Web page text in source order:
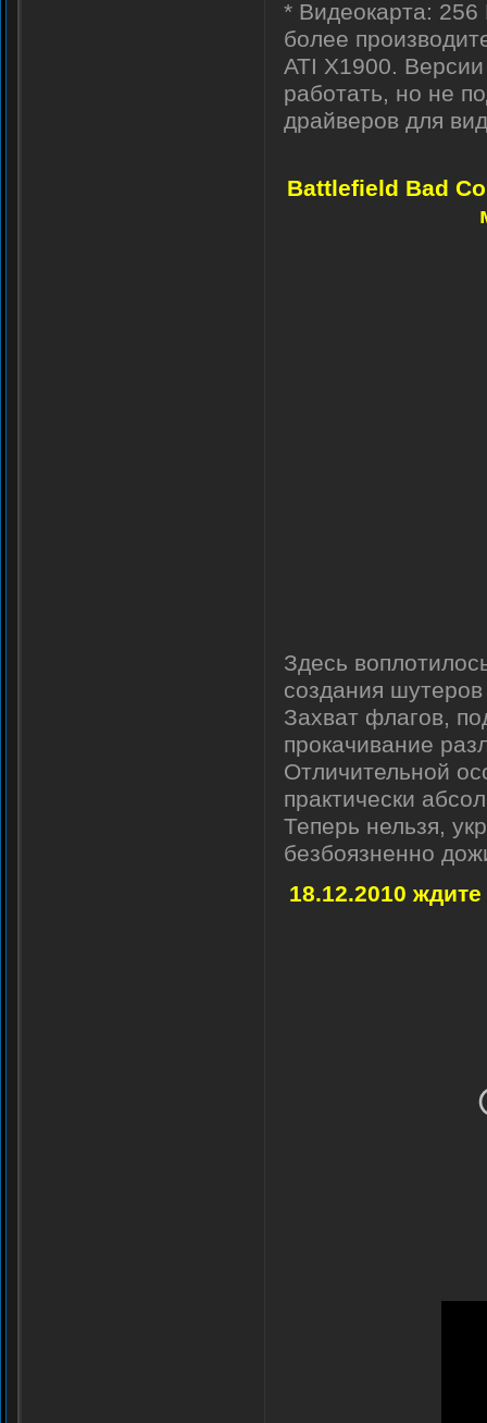
* Видеокарта:
более
ATI X1900.
работать, но не
драйверов для
Battlefield Bad
Здесь
создания
Захват флагов,
прокачивание
Отличительной
практически
Теперь нельзя,
безбоязненно
18.12.2010